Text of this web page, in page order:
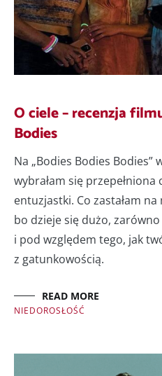
O ciele – recenzja
Bodies
Na „Bodies Bodies Bodies”
wybrałam się
entuzjastki. Co zastałam
bo dzieje się dużo,
i pod względem tego, jak
z gatunkowością.
READ MORE
NIEDOROSŁOŚĆ